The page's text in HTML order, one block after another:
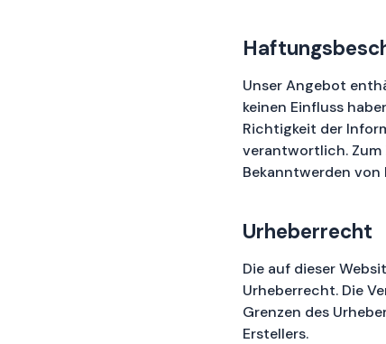
Unser Angebot
keinen Einfluss
Richtigkeit der
verantwortlich. Zum
Bekanntwerden
Urheberrecht
Die auf dieser
Urheberrecht. Die
Grenzen des
Erstellers.